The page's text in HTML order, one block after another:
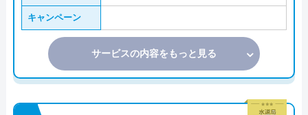
キャンペーン
サービスの内容をもっと見る